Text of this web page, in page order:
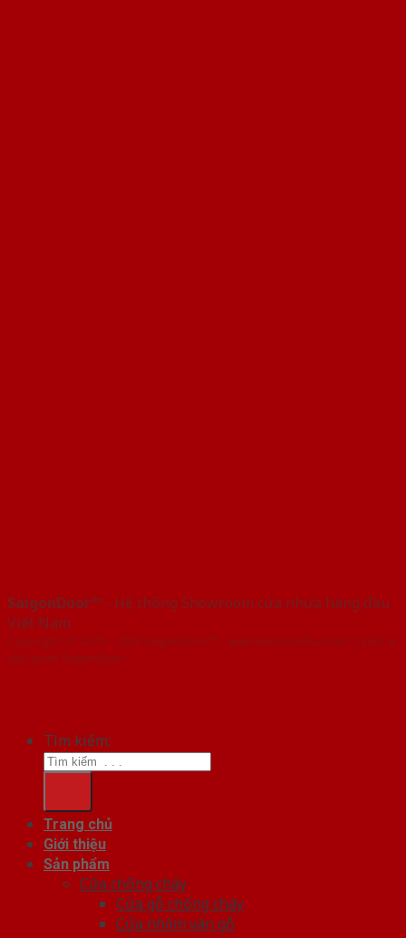
SaigonDoor™ - Hệ thống Showroom cửa nhựa hàng đầu
Việt Nam
Copyright ⓒ 2016 – 2026 SaigonDoor™ - www.bancuanhua.com | Đơn vị
chủ quản SaigonDoor
Tìm kiếm:
Trang chủ
Giới thiệu
Sản phẩm
Cửa chống cháy
Cửa gỗ chống cháy
Cửa nhôm vân gỗ